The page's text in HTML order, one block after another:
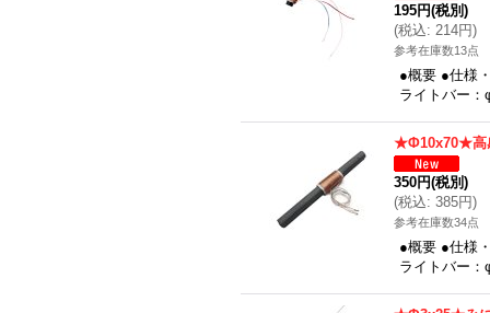
195円(税別)
(税込: 214円)
参考在庫数13点
●概要 ●仕様
ライトバー
★Φ10x70★高
350円(税別)
(税込: 385円)
参考在庫数34点
●概要 ●仕様
ライトバー